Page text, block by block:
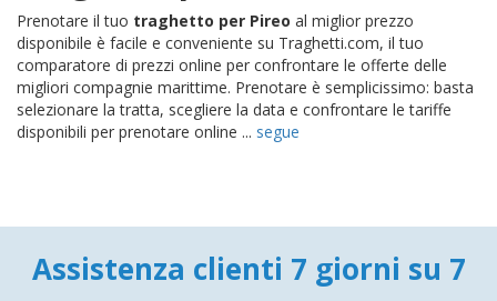
Prenotare il tuo traghetto per Pireo al miglior prezzo
disponibile è facile e conveniente su Traghetti.com, il tuo
comparatore di prezzi online per confrontare le offerte delle
migliori compagnie marittime. Prenotare è semplicissimo: basta
selezionare la tratta, scegliere la data e confrontare le tariffe
disponibili per prenotare online ... segue
Assistenza clienti 7 giorni su 7